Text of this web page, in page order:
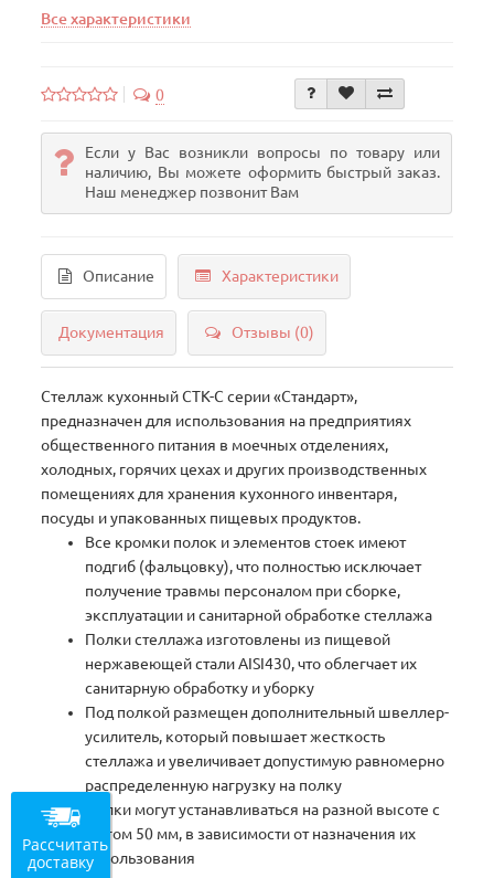
Все характеристики
0
Если у Вас возникли вопросы по товару или
наличию, Вы можете оформить быстрый заказ.
Наш менеджер позвонит Вам
Описание Характеристики
Документация Отзывы (0)
Стеллаж кухонный СТК-С серии «Стандарт»,
предназначен для использования на предприятиях
общественного питания в моечных отделениях,
холодных, горячих цехах и других производственных
помещениях для хранения кухонного инвентаря,
посуды и упакованных пищевых продуктов.
Все кромки полок и элементов стоек имеют
подгиб (фальцовку), что полностью исключает
получение травмы персоналом при сборке,
эксплуатации и санитарной обработке стеллажа
Полки стеллажа изготовлены из пищевой
нержавеющей стали AISI430, что облегчает их
санитарную обработку и уборку
Под полкой размещен дополнительный швеллер-
усилитель, который повышает жесткость
стеллажа и увеличивает допустимую равномерно
распределенную нагрузку на полку
Полки могут устанавливаться на разной высоте с
шагом 50 мм, в зависимости от назначения их
использования
Рассчитать
доставку